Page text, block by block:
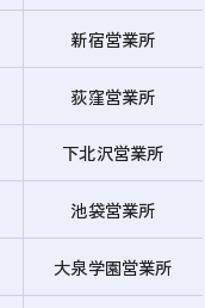
新宿営業所
荻窪営業所
下北沢営業所
池袋営業所
大泉学園営業所